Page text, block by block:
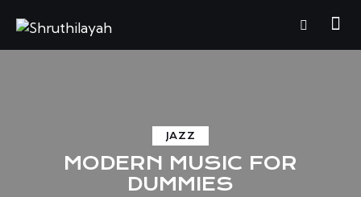
JAZZ
MODERN MUSIC FOR
DUMMIES